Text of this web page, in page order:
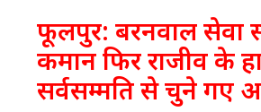
फूलपुर: बरनवाल सेवा
कमान फिर राजीव के
सर्वसम्मति से चुने गए